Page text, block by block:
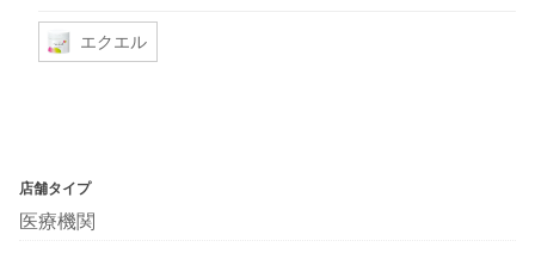
エクエル
店舗タイプ
医療機関